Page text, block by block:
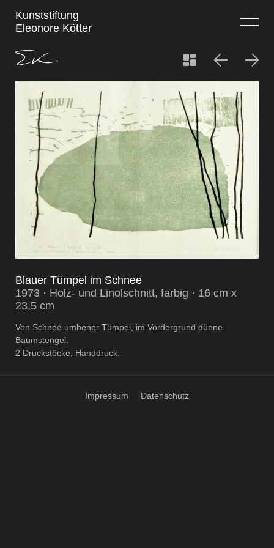
Kunststiftung
Eleonore Kötter
Blauer Tümpel im Schnee
1973 · Holz- und Linolschnitt, farbig · 16 cm x
23,5 cm
Von Schnee umbener Tümpel, im Vordergrund dünne
Baumstengel.
2 Druckstöcke, Handdruck.
Impressum Datenschutz